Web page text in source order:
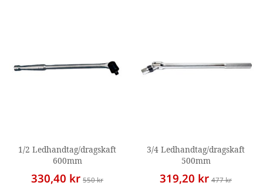
1/2 Ledhandtag/dragskaft
600mm
330,40 kr 550 kr
3/4 Ledhandtag/dragskaft
500mm
319,20 kr 477 kr